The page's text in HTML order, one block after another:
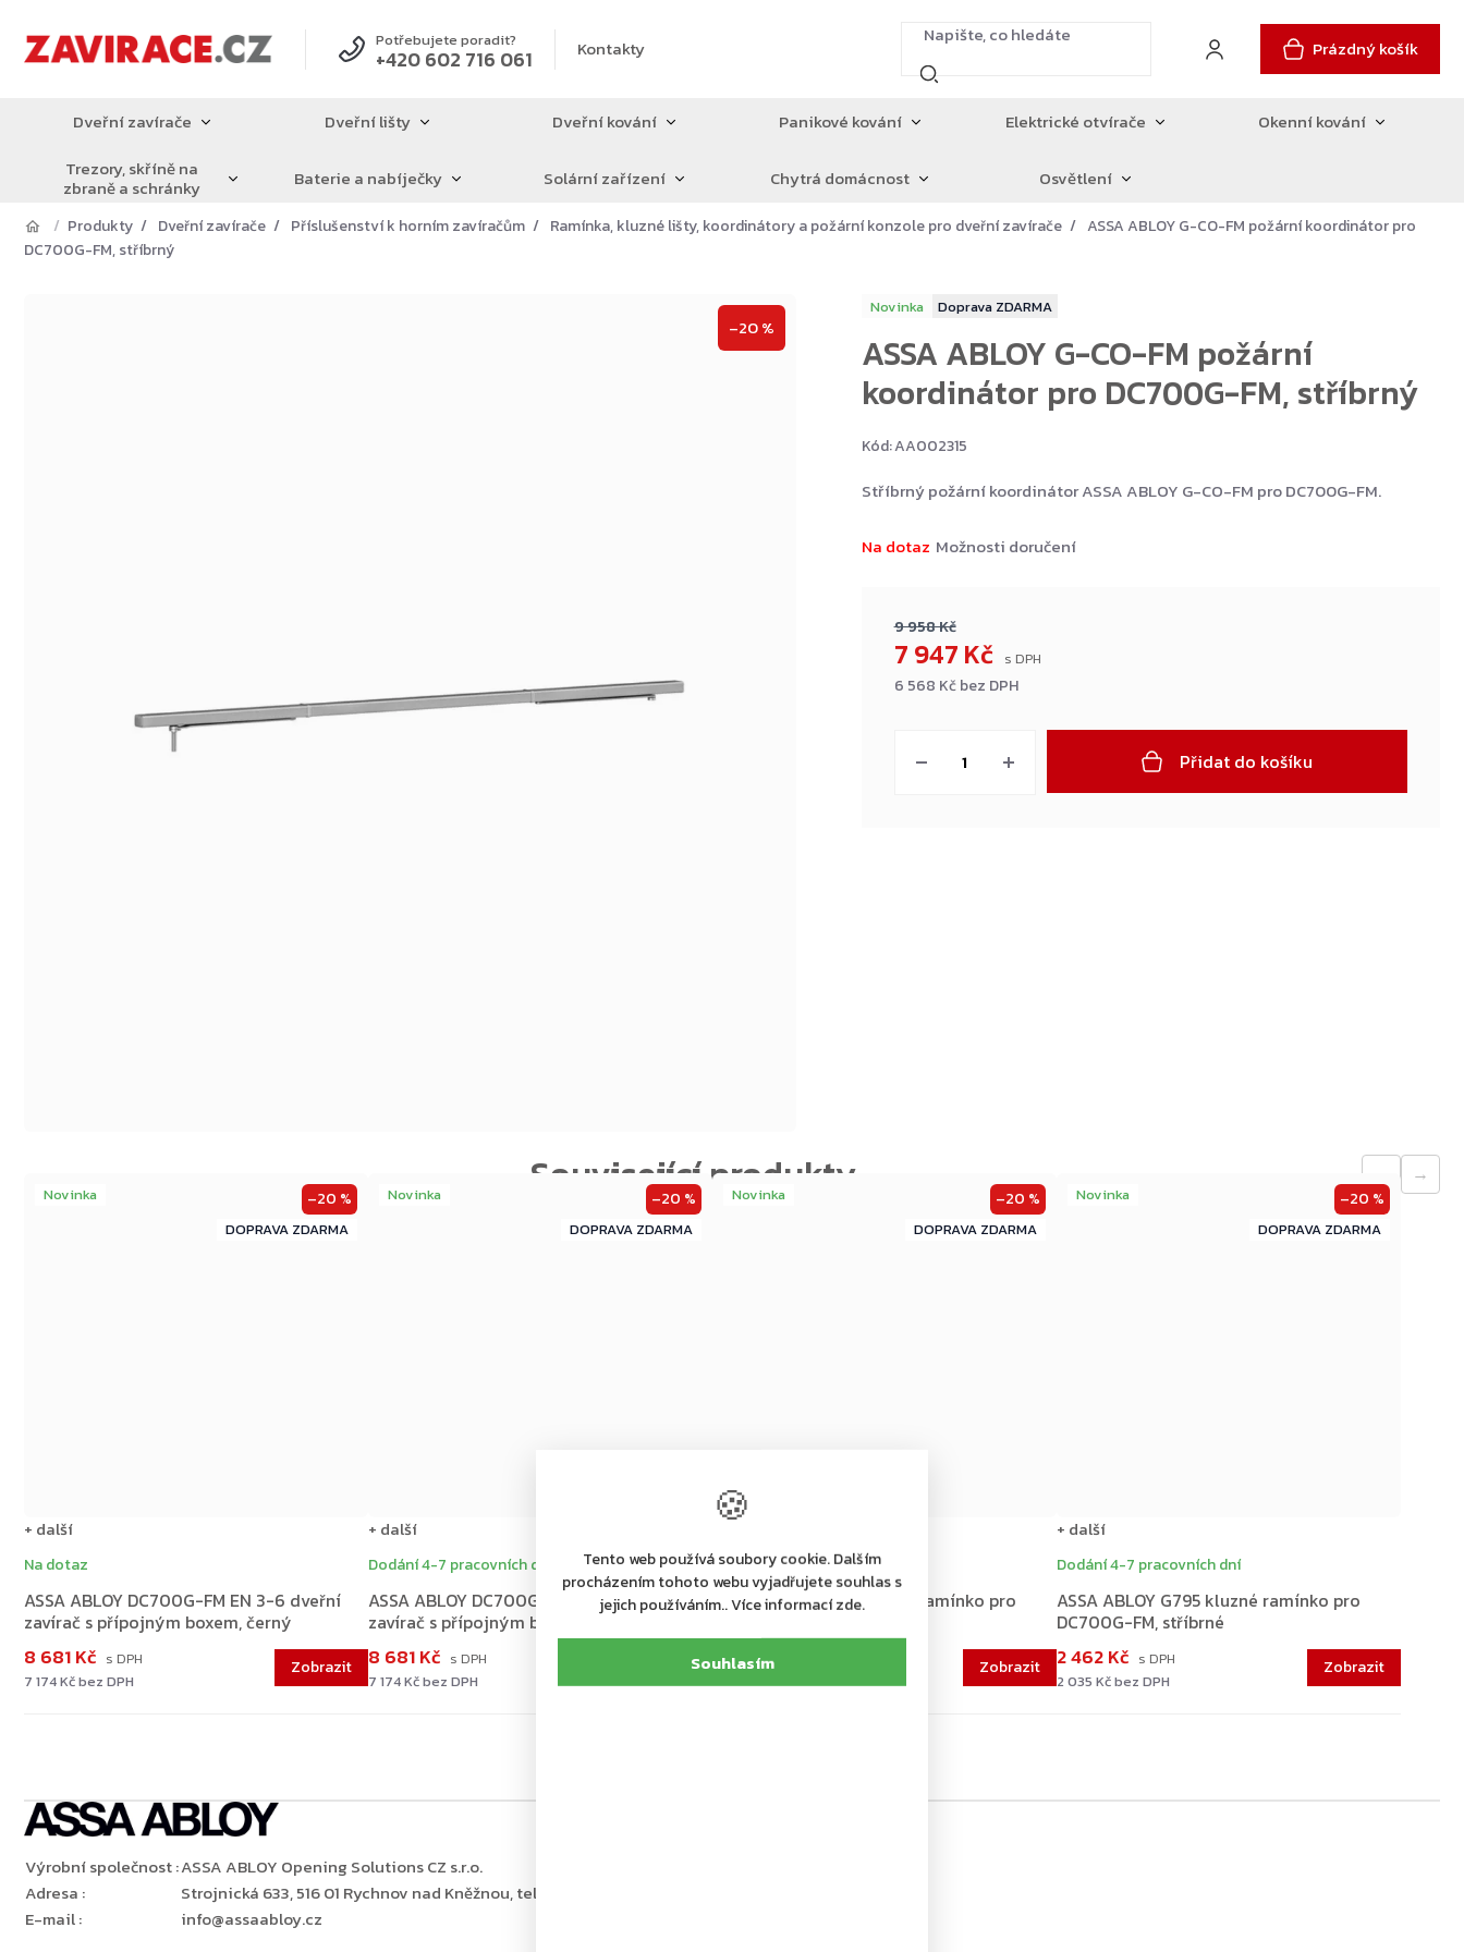
🍪
Tento web používá soubory cookie. Dalším
procházením tohoto webu vyjadřujete souhlas s
jejich používáním.. Více informací zde.
Souhlasím
obsah
Potřebujete poradit?
+420 602 716 061 Kontakty Prázdný košík
Dveřní zavírače Dveřní lišty Dveřní kování Panikové kování Elektrické otvírače
Okenní kování
Trezory, skříně na
zbraně a schránky Baterie a nabíječky Solární zařízení Chytrá domácnost Osvětlení
Produkty Dveřní zavírače Příslušenství k horním zavíračům Ramínka, kluzné lišty, koordinátory a požární konzole pro dveřní zavírače
ASSA ABLOY G-CO-FM požární koordinátor pro
DC700G-FM, stříbrný
Novinka ZDARMA
ASSA ABLOY G-CO-FM požární
koordinátor pro DC700G-FM, stříbrný
Kód:AA002315
–20 %
9 958 Kč
7 947 Kč
6 568 Kč bez DPH
Na dotaz Možnosti doručení
Přidat do košíku
Stříbrný požární koordinátor ASSA ABLOY G-CO-FM pro DC700G-FM.
→
Novinka
ZDARMA
–20 %
ASSA ABLOY DC700G-FM EN 3-6 dveřní
zavírač s přípojným boxem, černý
Na dotaz
7 174 Kč bez DPH
8 681 Kč
+ další
Novinka
ZDARMA
–20 %
ASSA ABLOY DC700G-FM EN 3-6, dveřní
zavírač s přípojným boxem, stříbrný
Dodání 4-7 pracovních dní
7 174 Kč bez DPH
8 681 Kč
+ další
Novinka
ZDARMA
–20 %
ASSA ABLOY G795 kluzné ramínko pro
Na dotaz
2 035 Kč bez DPH
2 462 Kč
Novinka
ZDARMA
–20 %
ASSA ABLOY G795 kluzné ramínko pro
DC700G-FM, stříbrné
Dodání 4-7 pracovních dní
2 035 Kč bez DPH
2 462 Kč
+ další
Výrobní společnost:ASSA ABLOY Opening Solutions CZ s.r.o.
Adresa :
Strojnická 633, 516 01 Rychnov nad Kněžnou, tel.: +420 226 806 200
E-mail: info@assaabloy.cz